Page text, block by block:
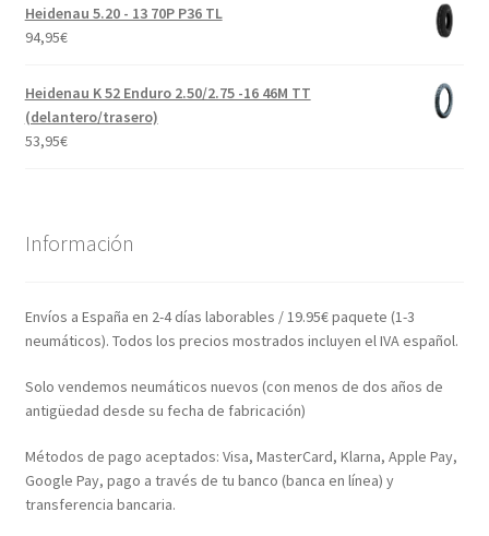
Heidenau 5.20 - 13 70P P36 TL
94,95€
Heidenau K 52 Enduro 2.50/2.75 -16 46M TT
(delantero/trasero)
53,95€
Información
Envíos a España en 2-4 días laborables / 19.95€ paquete (1-3
neumáticos). Todos los precios mostrados incluyen el IVA español.
Solo vendemos neumáticos nuevos (con menos de dos años de
antigüedad desde su fecha de fabricación)
Métodos de pago aceptados: Visa, MasterCard, Klarna, Apple Pay,
Google Pay, pago a través de tu banco (banca en línea) y
transferencia bancaria.